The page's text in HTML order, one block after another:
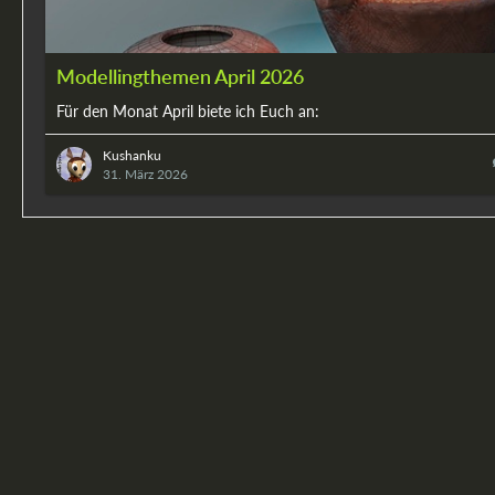
Modellingthemen April 2026
Für den Monat April biete ich Euch an:
Kushanku
31. März 2026